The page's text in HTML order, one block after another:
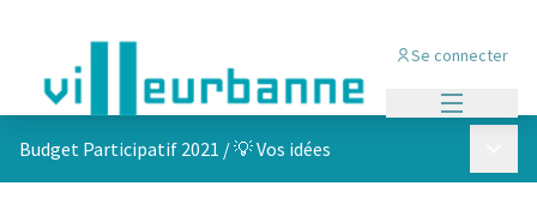
Se connecter
Budget Participatif 2021 /💡 Vos idées